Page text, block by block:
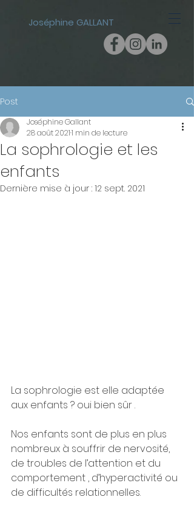
Joséphine GALLANT
Post
La sophrologie et les
enfants
Joséphine Gallant
28 août 20211 min de lecture
Dernière mise à jour : 12 sept. 2021
La sophrologie est elle adaptée
aux enfants ? oui bien sûr .
Nos enfants sont de plus en plus
nombreux à souffrir de nervosité,
de troubles de l’attention et du
comportement , d’hyperactivité ou
de difficultés relationnelles.